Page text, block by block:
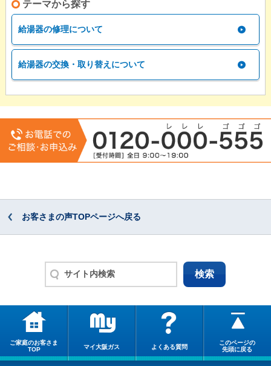
テーマから探す
給湯器の修理について
給湯器の交換・取り替えについて
お客さまの声TOPページへ戻る
ご家庭のお客さま
TOP
マイ大阪ガス よくある質問
このページの
先頭に戻る